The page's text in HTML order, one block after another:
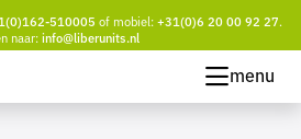
510005 of mobiel:+31(0)6 20 00 92 27.
naar:info@liberunits.nl
menu